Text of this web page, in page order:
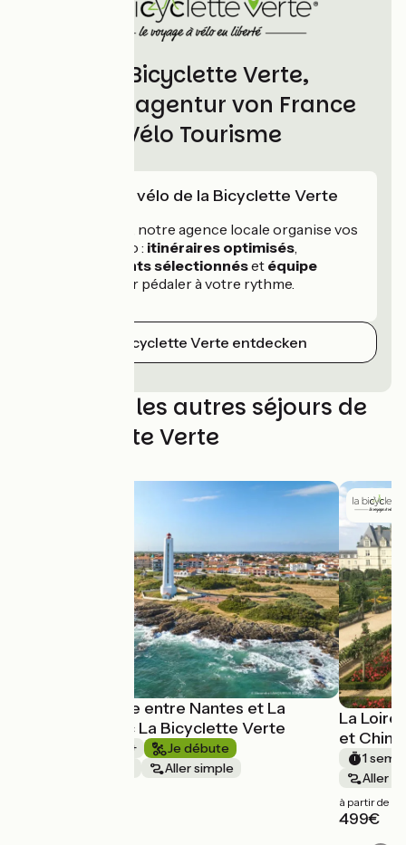
La Bicyclette Verte,
Partneragentur von France
Vélo Tourisme
L'expertise vélo de la Bicyclette Verte
, notre agence locale organise vos
voyages à vélo : itinéraires optimisés,
hébergements sélectionnéset équipe
pour pédaler à votre rythme.
La Bicyclette Verte entdecken
Découvrez les autres séjours de
La Bicyclette Verte
La Vélodyssée entre Nantes et La
Rochelle avec La Bicyclette Verte
1 semaine et +
Je débute
Aller simple
La Loire
et
1
Aller
à partir de
499€